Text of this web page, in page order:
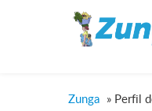
Zunga » Perfil